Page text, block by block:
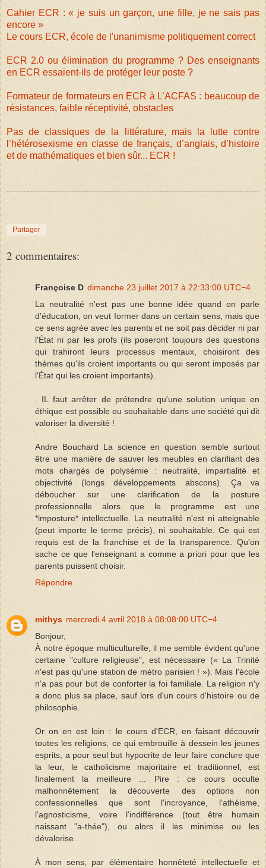
Cahier ECR : « je suis un garçon, une fille, je ne sais pas
encore »
Le cours ECR, école de l'unanimisme politiquement correct
ECR 2.0 ou élimination du programme ? Des enseignants
en ECR essaient-ils de protéger leur poste ?
Formateur de formateurs en ECR à L’ACFAS : beaucoup de
résistances, faible réceptivité, obstacles
Pas de classiques de la littérature, mais la lutte contre
l’hétérosexisme en classe de français, d’anglais, d’histoire
et de mathématiques et bien sûr... ECR !
Partager
2 commentaires:
Françoise D dimanche 23 juillet 2017 à 22:33:00 UTC−4
La neutralité n'est pas une bonne idée quand on parle
d'éducation, on veut former dans un certain sens, mais que
ce sens agrée avec les parents et ne soit pas décider ni par
l'État ni par les profs (ils poseront toujours des questions
qui trahiront leurs processus mentaux, choisiront des
thèmes qu'ils croient importants ou qui seront imposés par
l'État qui les croient importants).
. IL faut arrêter de prétendre qu'une solution unique en
éthique est possible ou souhaitable dans une société qui dit
valoriser la diversité !
Andre Bouchard La science en question semble surtout
être une manière de sauver les meubles en clarifiant des
mots chargés de polysémie : neutralité, impartialité et
objectivité (longs développements abscons). Ça va
déboucher sur une clarification de la posture
professionnelle alors que le programme est une
*imposture* intellectuelle. La neutralité n'est ni atteignable
(peut importe le terme précis), ni souhaitable. Ce qui est
requis est de la franchise et de la transparence. Qu'on
sache ce que l'enseignant a comme a priori pour que les
parents puissent choisir.
Répondre
mithys mercredi 4 avril 2018 à 08:08:00 UTC−4
Bonjour,
À notre époque multiculturelle, il me semble évident qu'une
certaine "culture religieuse", est nécessaire (« La Trinité
n'est pas qu'une station de métro parisien ! »). Mais l'école
n'a pas pour but de conforter la foi familiale. La religion n'y
a donc plus sa place, sauf lors d'un cours d'histoire ou de
philosophie.
Or on en est loin : le cours d'ECR, en faisant découvrir
toutes les religions, ce qui embrouille à dessein les jeunes
esprits, a pour seul but hypocrite de leur faire conclure que
la leur, le catholicisme majoritaire et traditionnel, est
finalement la meilleure ... Pire : ce cours occulte
malhonnêtement la découverte des options non
confessionnelles que sont l'incroyance, l'athéisme,
l'agnosticisme, voire l'indifférence (tout être humain
naissant "a-thée"), ou alors il les minimise ou les
dévalorise.
À mon sens, par élémentaire honnêteté intellectuelle et